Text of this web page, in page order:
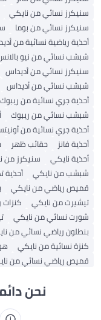
سنيكرز نسائي من نايكي
سنيكرز نسائي من بوما
أحذية رياضية نسائية من
شبشب نسائي من نيو
سنيكرز نسائي من أديداس
شبشب نسائي من أديداس
أحذية جري نسائية من ريبوك
شبشب نسائي من ريبوك
أحذية جري نسائية من
أحذية فانز
حقائب ظهر
أحذية نايكي
سنيكرز من
شبشب من نايكي
أحذية
قميص رياضي من نايكي
تيشيرت من نايكي
شورت نسائي من نايكي
بنطلون رياضي نسائي من
كنزة نسائية من نايكي
قميص رياضي نسائي من
نحن